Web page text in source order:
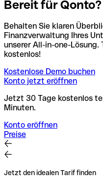
Bereit für Qonto?
Behalten Sie klaren
Finanzverwaltung Ihres
unserer All-in-one-Lösung.
kostenlos!
Kostenlose Demo buchen
Konto jetzt eröffnen
Jetzt 30 Tage kostenlos
Minuten.
Konto eröffnen
Preise
Jetzt den idealen Tarif finden